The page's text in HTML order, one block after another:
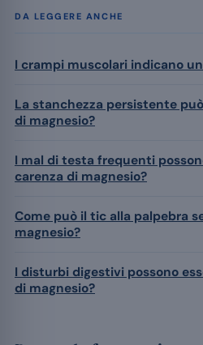
DA LEGGERE ANCHE
I crampi muscolari indicano
La stanchezza persistente
di magnesio?
I mal di testa frequenti
carenza di magnesio?
Come può il tic alla palpebra
magnesio?
I disturbi digestivi possono
di magnesio?